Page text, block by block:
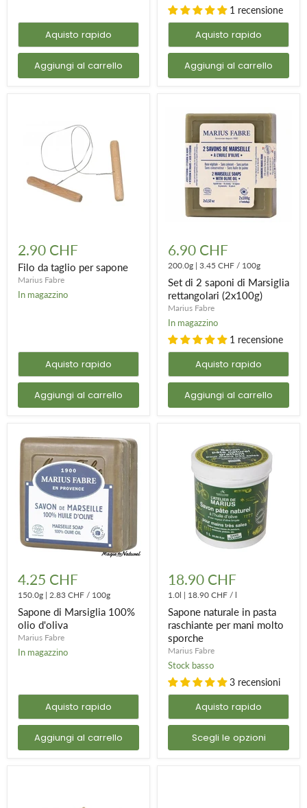
Aquisto rapido
Aggiungi al carrello
1 recensione
Aquisto rapido
Aggiungi al carrello
da
taglio
per
sapone
2.90 CHF
Filo da taglio per sapone
Marius Fabre
In magazzino
Aquisto rapido
Aggiungi al carrello
di
2
saponi
di
Marsiglia
rettangolari
(2x100g)
6.90 CHF
200.0g | 3.45 CHF / 100g
Set di 2 saponi di Marsiglia
rettangolari (2x100g)
Marius Fabre
In magazzino
1 recensione
Aquisto rapido
Aggiungi al carrello
di
Marsiglia
100%
olio
d'oliva
4.25 CHF
150.0g | 2.83 CHF / 100g
Sapone di Marsiglia 100%
olio d'oliva
Marius Fabre
In magazzino
Aquisto rapido
Aggiungi al carrello
naturale
in
pasta
raschiante
per
mani
molto
sporche
18.90 CHF
1.0l | 18.90 CHF / l
Sapone naturale in pasta
raschiante per mani molto
sporche
Marius Fabre
Stock basso
3 recensioni
Aquisto rapido
Scegli le opzioni